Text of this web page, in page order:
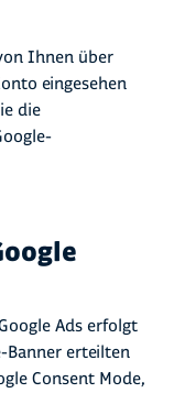
Ihnen über
eingesehen
die
Ads erfolgt
Banner erteilten
Consent Mode,